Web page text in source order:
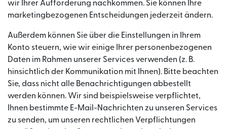
wir Ihrer Aufforderung nachkommen. Sie können Ihre
marketingbezogenen Entscheidungen jederzeit ändern.
Außerdem können Sie über die Einstellungen in Ihrem
Konto steuern, wie wir einige Ihrer personenbezogenen
Daten im Rahmen unserer Services verwenden (z. B.
hinsichtlich der Kommunikation mit Ihnen). Bitte beachten
Sie, dass nicht alle Benachrichtigungen abbestellt
werden können. Wir sind beispielsweise verpflichtet,
Ihnen bestimmte E-Mail-Nachrichten zu unseren Services
zu senden, um unseren rechtlichen Verpflichtungen